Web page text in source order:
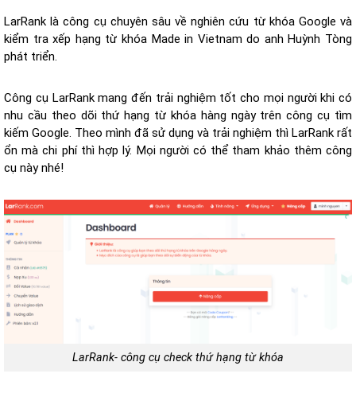
LarRank là công cụ chuyên sâu về nghiên cứu từ khóa Google và
kiểm tra xếp hạng từ khóa Made in Vietnam do anh Huỳnh Tòng
phát triển.
Công cụ LarRank mang đến trải nghiệm tốt cho mọi người khi có
nhu cầu theo dõi thứ hạng từ khóa hàng ngày trên công cụ tìm
kiếm Google. Theo mình đã sử dụng và trải nghiệm thì LarRank rất
ổn mà chi phí thì hợp lý. Mọi người có thể tham khảo thêm công
cụ này nhé!
LarRank- công cụ check thứ hạng từ khóa